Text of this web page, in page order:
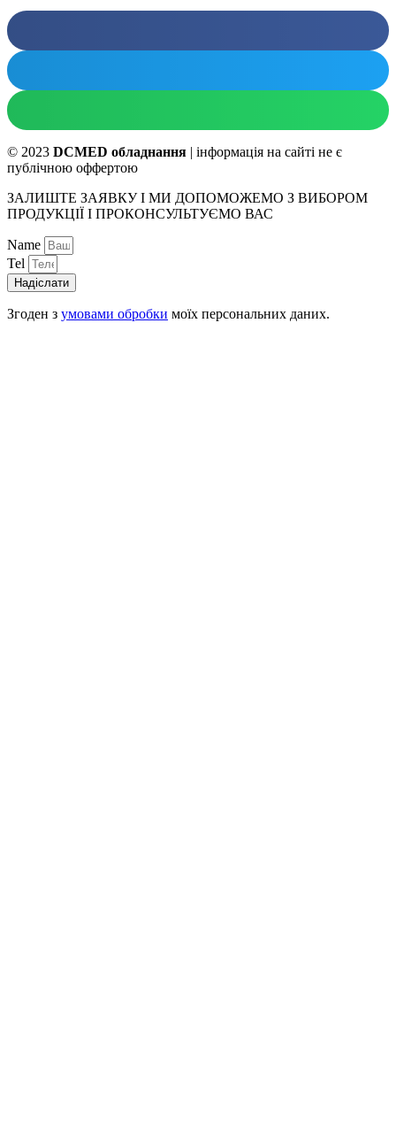
© 2023 DCMED обладнання | інформація на сайті не є
публічною оффертою
ЗАЛИШТЕ ЗАЯВКУ І МИ ДОПОМОЖЕМО З ВИБОРОМ
ПРОДУКЦІЇ І ПРОКОНСУЛЬТУЄМО ВАС
Name
Tel
Надіслати
Згоден з умовами обробки моїх персональних даних.